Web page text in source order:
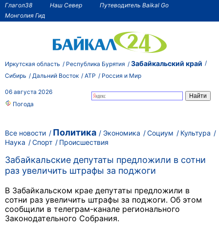
Глагол38 Наш Север
Путеводитель Baikal Go
Монголия Гид
Иркутская область Республика Бурятия Забайкальский край
Сибирь Дальний Восток АТР Россия и Мир
06 августа 2026
Погода
Все новости Политика Экономика Социум
Культура
Наука
Спорт Происшествия
Забайкальские депутаты предложили в сотни
раз увеличить штрафы за поджоги
В Забайкальском крае депутаты предложили в
сотни раз увеличить штрафы за поджоги. Об этом
сообщили в телеграм-канале регионального
Законодательного Собрания.